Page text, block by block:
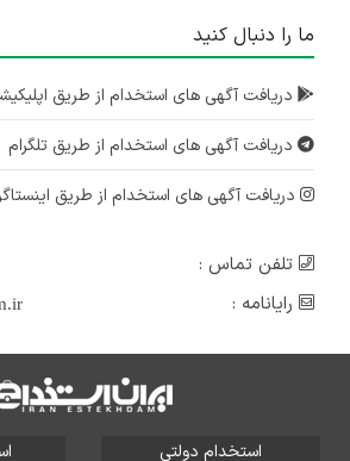
ما را دنبال کنید
دریافت آگهی های استخدام از طریق
دریافت آگهی های استخدام از طریق تلگرام
دریافت آگهی های استخدام از طریق
تلفن تماس :
رایانامه :
استخدام دولتی